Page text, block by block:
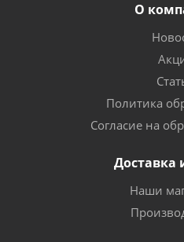
О
Политика
Согласие на
Доставка
Наши